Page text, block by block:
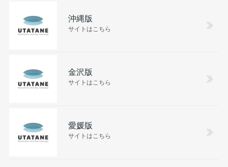
沖縄版
サイトはこちら
金沢版
サイトはこちら
愛媛版
サイトはこちら